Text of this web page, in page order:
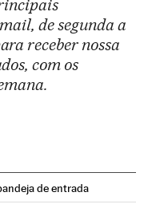
de segunda a
receber nossa
com os
de entrada